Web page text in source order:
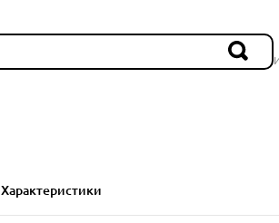
Характеристики